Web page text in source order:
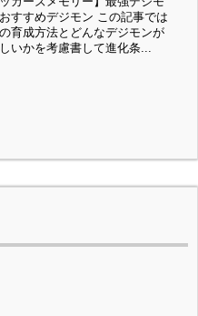
すすめデジモン この記事では
育成方法とどんなデジモンが
いかを考慮書して進化条...